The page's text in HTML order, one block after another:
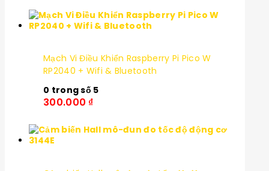
Mạch Vi Điều Khiển Raspberry Pi Pico W
RP2040 + Wifi & Bluetooth
0 trong số 5
300.000 ₫